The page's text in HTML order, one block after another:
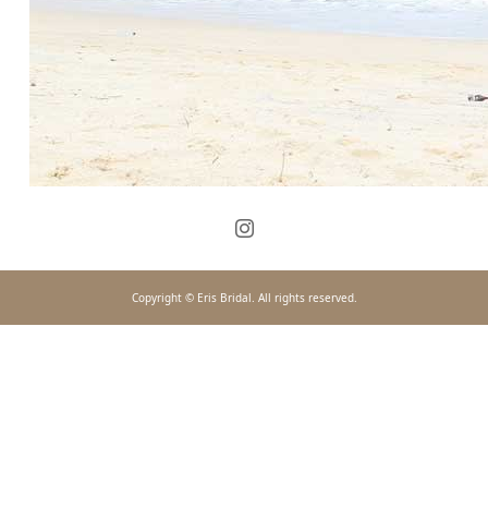
Copyright © Eris Bridal. All rights reserved.